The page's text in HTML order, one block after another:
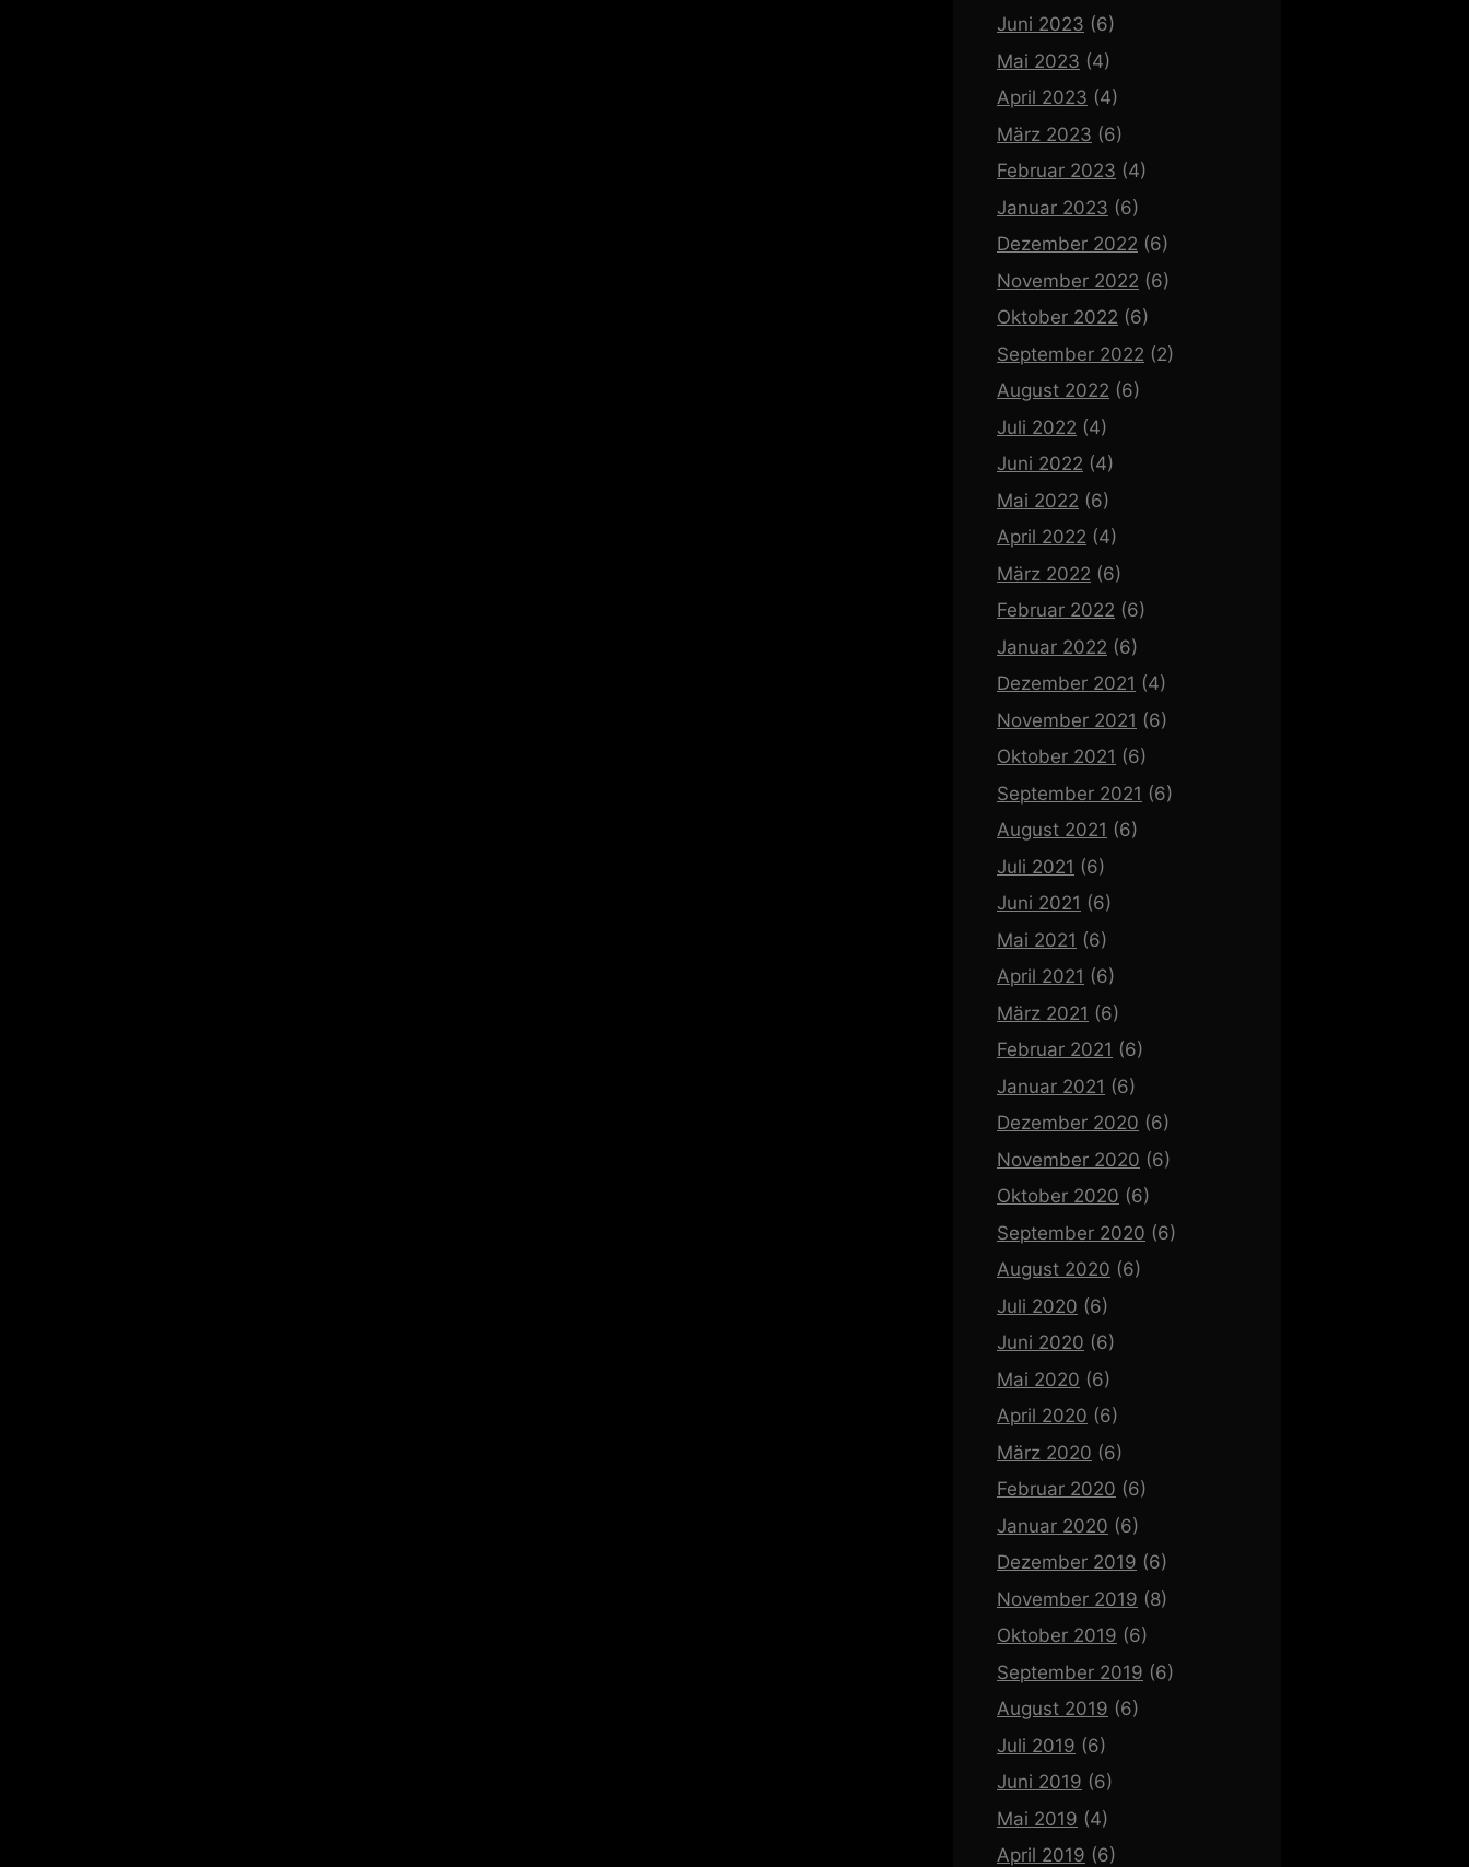
Juni 2023 (6)
Mai 2023 (4)
April 2023 (4)
März 2023 (6)
Februar 2023 (4)
Januar 2023 (6)
Dezember 2022 (6)
November 2022 (6)
Oktober 2022 (6)
September 2022 (2)
August 2022 (6)
Juli 2022 (4)
Juni 2022 (4)
Mai 2022 (6)
April 2022 (4)
März 2022 (6)
Februar 2022 (6)
Januar 2022 (6)
Dezember 2021 (4)
November 2021 (6)
Oktober 2021 (6)
September 2021 (6)
August 2021 (6)
Juli 2021 (6)
Juni 2021 (6)
Mai 2021 (6)
April 2021 (6)
März 2021 (6)
Februar 2021 (6)
Januar 2021 (6)
Dezember 2020 (6)
November 2020 (6)
Oktober 2020 (6)
September 2020 (6)
August 2020 (6)
Juli 2020 (6)
Juni 2020 (6)
Mai 2020 (6)
April 2020 (6)
März 2020 (6)
Februar 2020 (6)
Januar 2020 (6)
Dezember 2019 (6)
November 2019 (8)
Oktober 2019 (6)
September 2019 (6)
August 2019 (6)
Juli 2019 (6)
Juni 2019 (6)
Mai 2019 (4)
April 2019 (6)